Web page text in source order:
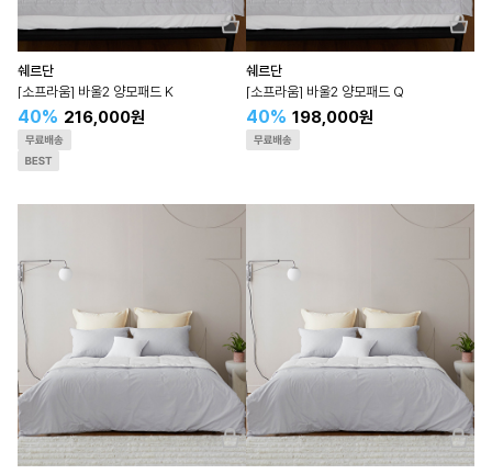
쉐르단
[소프라움] 바울2 양모패드 K
40% 216,000원
쉐르단
[소프라움] 바울2 양모패드 Q
40% 198,000원